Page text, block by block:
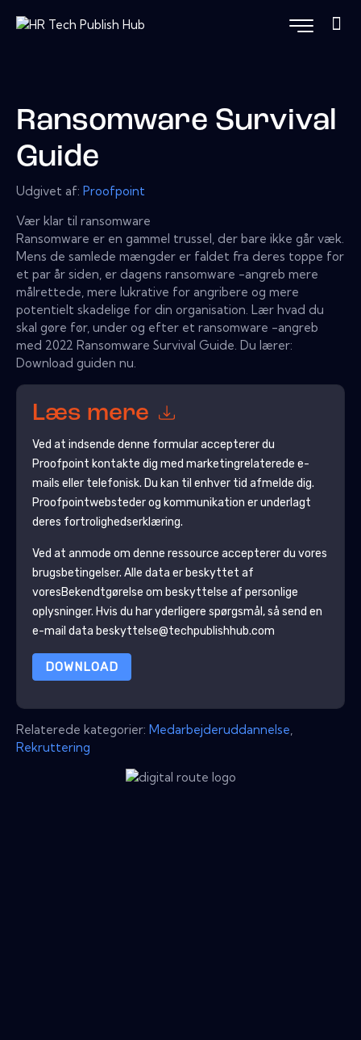
Ransomware Survival
Guide
Udgivet af: Proofpoint
Vær klar til ransomware
Ransomware er en gammel trussel, der bare ikke går væk.
Mens de samlede mængder er faldet fra deres toppe for
et par år siden, er dagens ransomware -angreb mere
målrettede, mere lukrative for angribere og mere
potentielt skadelige for din organisation. Lær hvad du
skal gøre før, under og efter et ransomware -angreb
med 2022 Ransomware Survival Guide. Du lærer:
Download guiden nu.
Læs mere
Ved at indsende denne formular accepterer du
Proofpoint kontakte dig med marketingrelaterede e-
mails eller telefonisk. Du kan til enhver tid afmelde dig.
Proofpointwebsteder og kommunikation er underlagt
deres fortrolighedserklæring.
Ved at anmode om denne ressource accepterer du vores
brugsbetingelser. Alle data er beskyttet af
voresBekendtgørelse om beskyttelse af personlige
oplysninger. Hvis du har yderligere spørgsmål, så send en
e-mail data beskyttelse@techpublishhub.com
DOWNLOAD
Relaterede kategorier: Medarbejderuddannelse
Rekruttering